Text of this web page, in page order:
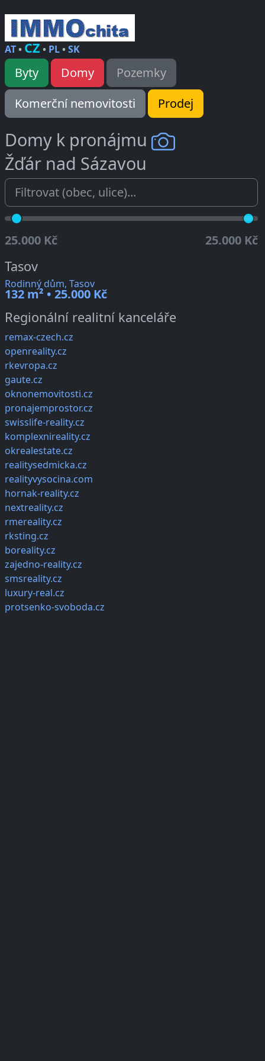
AT• CZ • PL•SK
Byty Domy
Pozemky
Komerční nemovitosti
Prodej
Domy k pronájmu
Žďár nad Sázavou
25.000 Kč 25.000 Kč
Tasov
Rodinný dům, Tasov
132 m² • 25.000 Kč
Regionální realitní kanceláře
remax-czech.cz
openreality.cz
rkevropa.cz
gaute.cz
oknonemovitosti.cz
pronajemprostor.cz
swisslife-reality.cz
komplexnireality.cz
okrealestate.cz
realitysedmicka.cz
realityvysocina.com
hornak-reality.cz
nextreality.cz
rmereality.cz
rksting.cz
boreality.cz
zajedno-reality.cz
smsreality.cz
luxury-real.cz
protsenko-svoboda.cz